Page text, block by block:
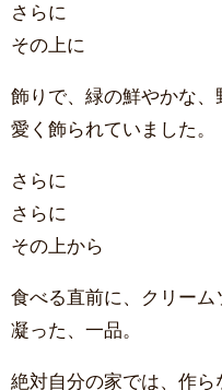
さらに
その上に
飾りで、緑の鮮やかな
愛く飾られていました。
さらに
さらに
その上から
食べる直前に、クリーム
凝った、一品。
絶対自分の家では、作